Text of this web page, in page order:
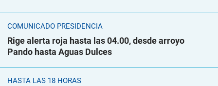
COMUNICADO PRESIDENCIA
Rige alerta roja hasta las 04.00, desde arroyo
Pando hasta Aguas Dulces
HASTA LAS 18 HORAS